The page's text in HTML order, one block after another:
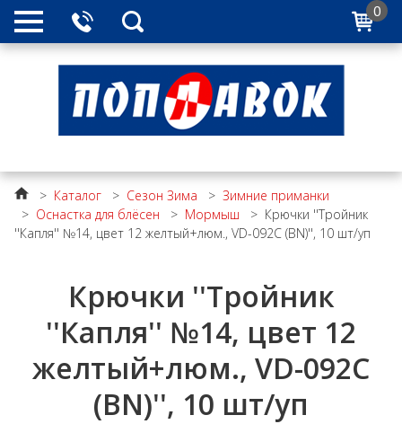
0
> Каталог > Сезон Зима > Зимние приманки
> Оснастка для блёсен > Мормыш > Крючки ''Тройник
''Капля'' №14, цвет 12 желтый+люм., VD-092C (BN)'', 10 шт/уп
Крючки ''Тройник
''Капля'' №14, цвет 12
желтый+люм., VD-092C
(BN)'', 10 шт/уп